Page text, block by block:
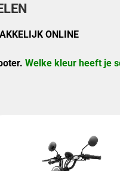
ONLINE
Welke kleur heeft je